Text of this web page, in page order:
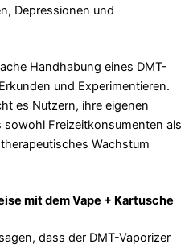
Depressionen und
Handhabung eines DMT-
und Experimentieren.
es Nutzern, ihre eigenen
Freizeitkonsumenten als
Wachstum
mit dem Vape + Kartusche
dass der DMT-Vaporizer